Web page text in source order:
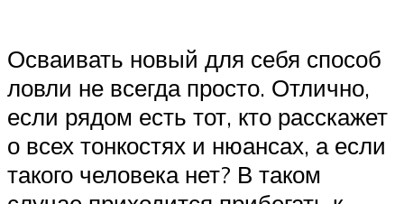
Осваивать новый для себя способ
ловли не всегда просто. Отлично,
если рядом есть тот, кто расскажет
о всех тонкостях и нюансах, а если
такого человека нет? В таком